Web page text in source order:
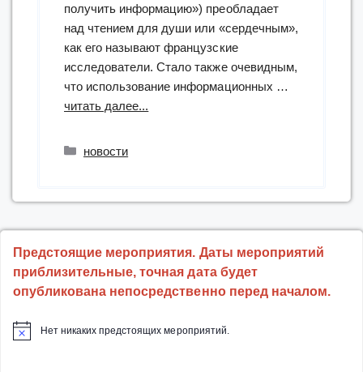
получить информацию») преобладает
над чтением для души или «сердечным»,
как его называют французские
исследователи. Стало также очевидным,
что использование информационных …
читать далее...
Рубрики
новости
Предстоящие мероприятия. Даты мероприятий
приблизительные, точная дата будет
опубликована непосредственно перед началом.
Нет никаких предстоящих мероприятий.